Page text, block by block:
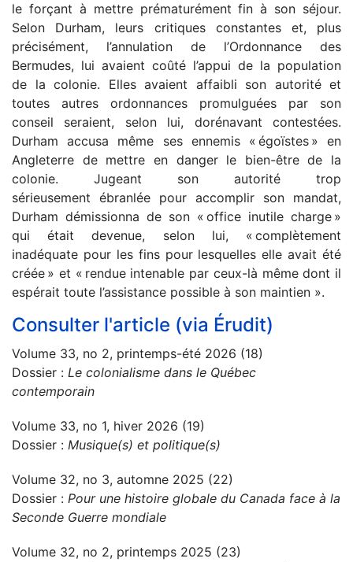
le forçant à mettre prématurément fin à son séjour.
Selon Durham, leurs critiques constantes et, plus
précisément, l’annulation de l’Ordonnance des
Bermudes, lui avaient coûté l’appui de la population
de la colonie. Elles avaient affaibli son autorité et
toutes autres ordonnances promulguées par son
conseil seraient, selon lui, dorénavant contestées.
Durham accusa même ses ennemis « égoïstes » en
Angleterre de mettre en danger le bien-être de la
colonie. Jugeant son autorité trop
sérieusement ébranlée pour accomplir son mandat,
Durham démissionna de son « office inutile charge »
qui était devenue, selon lui, « complètement
inadéquate pour les fins pour lesquelles elle avait été
créée » et « rendue intenable par ceux-là même dont il
espérait toute l’assistance possible à son maintien ».
Consulter l'article (via Érudit)
Volume 33, no 2, printemps-été 2026 (18)
Dossier : Le colonialisme dans le Québec
contemporain
Volume 33, no 1, hiver 2026 (19)
Dossier : Musique(s) et politique(s)
Volume 32, no 3, automne 2025 (22)
Dossier : Pour une histoire globale du Canada face à la
Seconde Guerre mondiale
Volume 32, no 2, printemps 2025 (23)